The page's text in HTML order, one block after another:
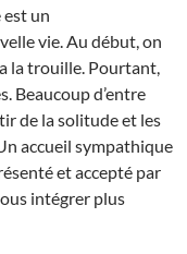
est un
vie. Au début, on
la trouille. Pourtant,
Beaucoup d’entre
de la solitude et les
accueil sympathique
et accepté par
intégrer plus